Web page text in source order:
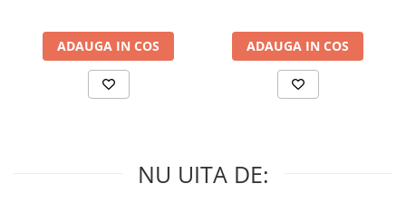
ADAUGA IN COS ADAUGA IN COS
NU UITA DE: